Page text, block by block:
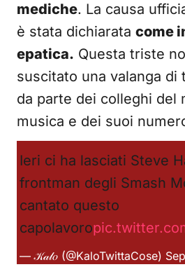
mediche. La causa
è stata dichiarata come
epatica. Questa triste
suscitato una valanga di
da parte dei colleghi del
musica e dei suoi
Ieri ci ha lasciati Steve
frontman degli Smash
cantato questo
capolavoro
— 𝒦𝒶𝓁𝑜 (@KaloTwittaCose)